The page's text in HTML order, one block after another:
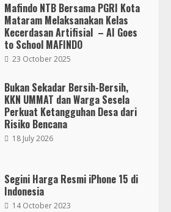
Mafindo NTB Bersama PGRI Kota
Mataram Melaksanakan Kelas
Kecerdasan Artifisial – AI Goes
to School MAFINDO
23 October 2025
Bukan Sekadar Bersih-Bersih,
KKN UMMAT dan Warga Sesela
Perkuat Ketangguhan Desa dari
Risiko Bencana
18 July 2026
Segini Harga Resmi iPhone 15 di
Indonesia
14 October 2023